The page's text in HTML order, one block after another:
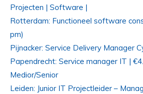
Projecten | Software |
Rotterdam: Functioneel software
pm)
Pijnacker: Service Delivery Manager
Papendrecht: Service manager IT |
Medior/Senior
Leiden: Junior IT Projectleider –